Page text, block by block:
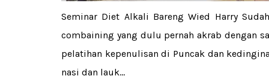
Seminar Diet Alkali Bareng Wied Harry
combaining yang dulu pernah akrab dengan
pelatihan kepenulisan di Puncak dan
nasi dan lauk...